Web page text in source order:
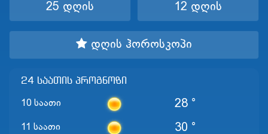
25 დღის 12 დღის
დღის ჰოროსკოპი
24 საათის პროგნოზი
10 საათი 28 °
11 საათი 30 °